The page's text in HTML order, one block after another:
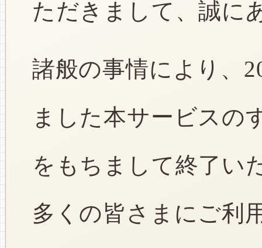
ただきまして、誠に
諸般の事情により、
ました本サービスの
をもちまして終了い
多くの皆さまにご利